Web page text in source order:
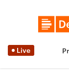
Live